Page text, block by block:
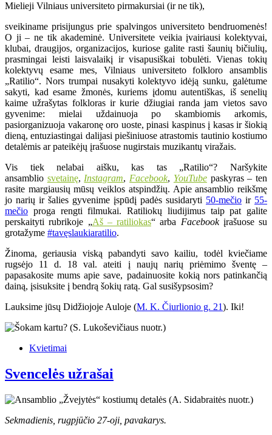
Mielieji Vilniaus universiteto pirmakursiai (ir ne tik),
sveikiname prisijungus prie spalvingos universiteto bendruomenės!
O ji – ne tik akademinė. Universitete veikia įvairiausi kolektyvai,
klubai, draugijos, organizacijos, kuriose galite rasti šaunių bičiulių,
prasmingai leisti laisvalaikį ir visapusiškai tobulėti. Vienas tokių
kolektyvų esame mes, Vilniaus universiteto folkloro ansamblis
„Ratilio“. Nors trumpai nusakyti kolektyvo idėją sunku, galėtume
sakyti, kad esame žmonės, kuriems įdomu autentiškas, iš senelių
kaime užrašytas folkloras ir kurie džiugiai randa jam vietos savo
gyvenime: mielai uždainuoja po skambiomis arkomis,
pasiorganizuoja vakaronę oro uoste, pinasi kaspinus į kasas ir šiokią
dieną, entuziastingai dalijasi piešiniuose atrastomis tautinio kostiumo
detalėmis ar pateikėjų įrašuose nugirstais muzikantų viražais.
Vis tiek nelabai aišku, kas tas „Ratilio“? Naršykite
ansamblio svetainę, Instagram, Facebook, YouTubepaskyras – ten
rasite margiausių mūsų veiklos atspindžių. Apie ansamblio reikšmę
jo narių ir šalies gyvenime įspūdį padės susidaryti 50-mečio ir 55-
mečio proga rengti filmukai. Ratiliokų liudijimus taip pat galite
perskaityti rubrikoje „Aš – ratiliokas“ arba Facebookįrašuose su
grotažyme #tavęslaukiaratilio.
Žinoma, geriausia viską pabandyti savo kailiu, todėl kviečiame
rugsėjo 11 d. 18 val. ateiti į naujų narių priėmimo šventę –
papasakosite mums apie save, padainuosite kokią nors patinkančią
dainą, įsisuksite į bendrą šokių ratą. Gal susišypsosim?
Lauksime jūsų Didžiojoje Auloje (M. K. Čiurlionio g. 21). Iki!
Kvietimai
Svencelės užrašai
Sekmadienis, rugpjūčio 27-oji, pavakarys.